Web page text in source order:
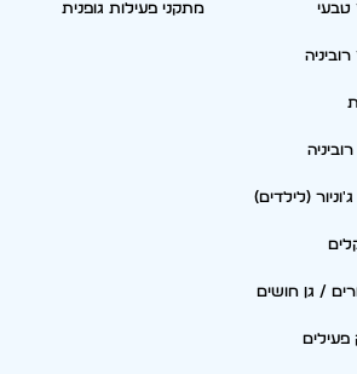
טבעי
(לילדים)
/ גן חושים
מתקני פעילות גופנית